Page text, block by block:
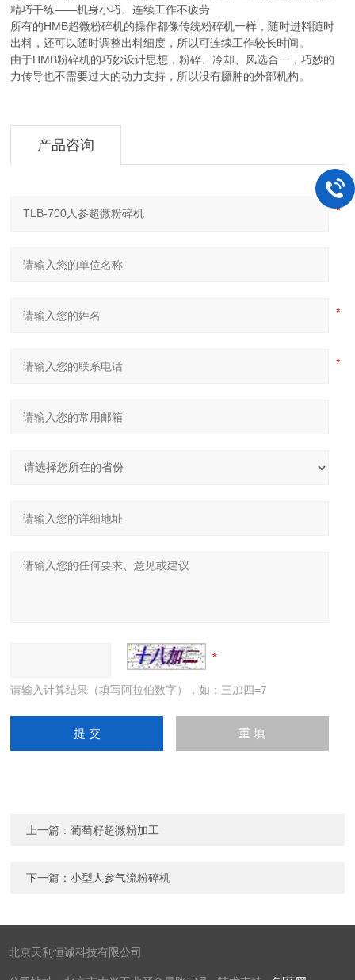
精巧干练——机身小巧、连续工作不疲劳
所有的HMB超微粉碎机的操作都像传统粉碎机一样，随时进料随时
出料，还可以随时调整出料细度，所以可连续工作较长时间。
由于HMB粉碎机的巧妙设计思想，粉碎、冷却、风选合一，巧妙的
力传导也不需要过大的动力支持，所以没有臃肿的外部机构。
产品咨询
请输入计算结果（填写阿拉伯数字），如：三加四=7
上一篇：葡萄籽超微粉加工
下一篇：小型人参气流粉碎机
北京天利恒诚科技有限公司